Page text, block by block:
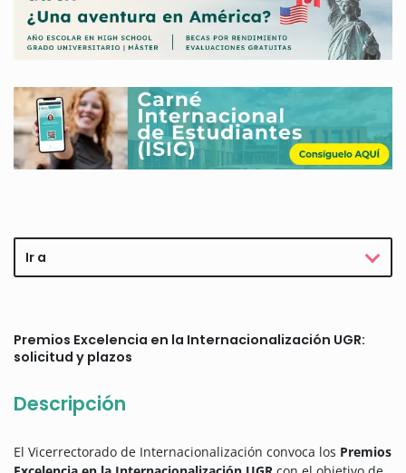
Ir a
Premios Excelencia en la Internacionalización UGR:
solicitud y plazos
Descripción
El Vicerrectorado de Internacionalización convoca los Premios